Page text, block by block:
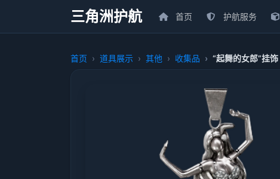
三角洲护航 首页 护航服务
首页 道具展示 其他 收集品 “起舞的女郎”挂饰